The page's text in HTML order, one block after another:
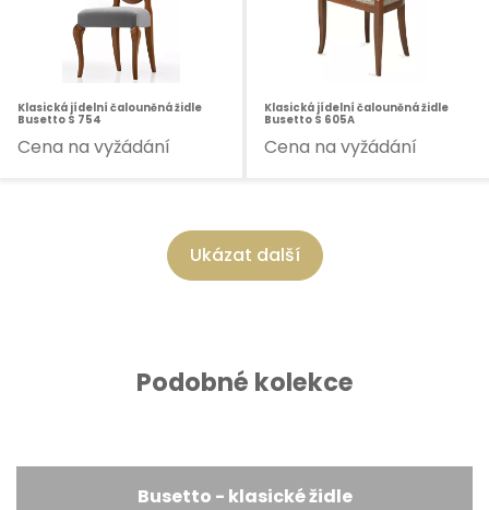
Klasická jídelní čalouněná židle
Busetto S 754
Cena na vyžádání
Klasická jídelní čalouněná židle
Busetto S 605A
Cena na vyžádání
Ukázat další
Podobné kolekce
Busetto - klasické židle